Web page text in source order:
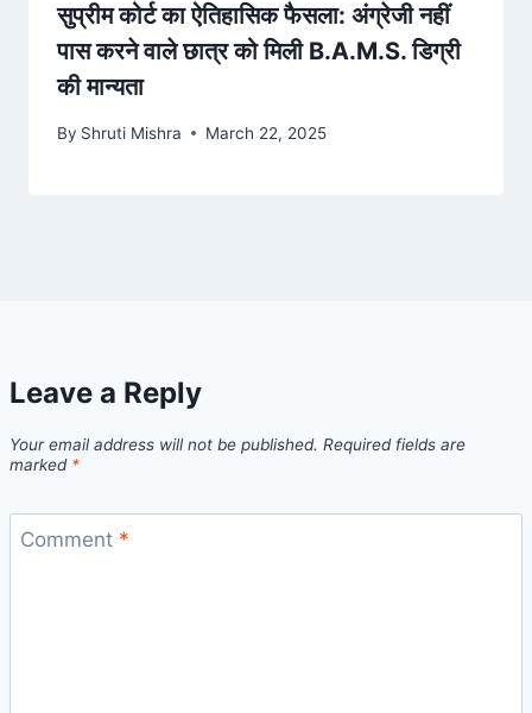
सुप्रीम कोर्ट का ऐतिहासिक फैसला: अंग्रेजी नहीं
पास करने वाले छात्र को मिली B.A.M.S. डिग्री
की मान्यता
By Shruti Mishra March 22, 2025
Leave a Reply
Your email address will not be published. Required fields are
marked *
Comment *